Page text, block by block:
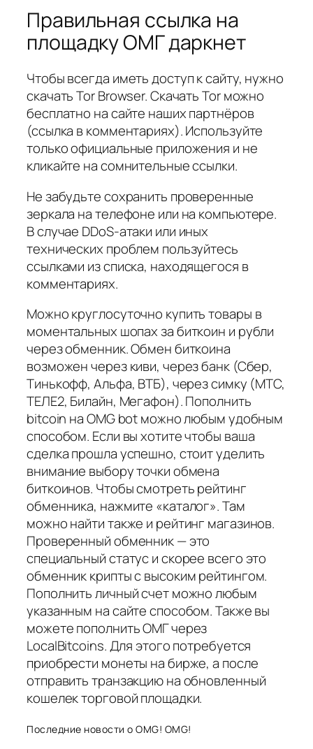
Правильная ссылка на
площадку ОМГ даркнет
Чтобы всегда иметь доступ к сайту, нужно
скачать Tor Browser. Скачать Tor можно
бесплатно на сайте наших партнёров
(ссылка в комментариях). Используйте
только официальные приложения и не
кликайте на сомнительные ссылки.
Не забудьте сохранить проверенные
зеркала на телефоне или на компьютере.
В случае DDoS-атаки или иных
технических проблем пользуйтесь
ссылками из списка, находящегося в
комментариях.
Можно круглосуточно купить товары в
моментальных шопах за биткоин и рубли
через обменник. Обмен биткоина
возможен через киви, через банк (Сбер,
Тинькофф, Альфа, ВТБ), через симку (МТС,
ТЕЛЕ2, Билайн, Мегафон). Пополнить
bitcoin на OMG bot можно любым удобным
способом. Если вы хотите чтобы ваша
сделка прошла успешно, стоит уделить
внимание выбору точки обмена
биткоинов. Чтобы смотреть рейтинг
обменника, нажмите «каталог». Там
можно найти также и рейтинг магазинов.
Проверенный обменник — это
специальный статус и скорее всего это
обменник крипты с высоким рейтингом.
Пополнить личный счет можно любым
указанным на сайте способом. Также вы
можете пополнить ОМГ через
LocalBitcoins. Для этого потребуется
приобрести монеты на бирже, а после
отправить транзакцию на обновленный
кошелек торговой площадки.
Последние новости о OMG! OMG!